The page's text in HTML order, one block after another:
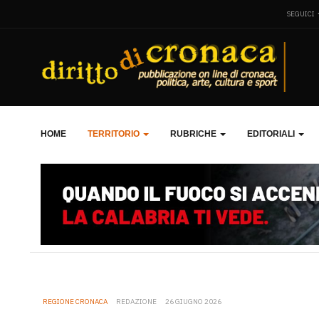
SEGUICI
HOME TERRITORIO RUBRICHE EDITORIALI
REGIONE CRONACA REDAZIONE 26 GIUGNO 2026